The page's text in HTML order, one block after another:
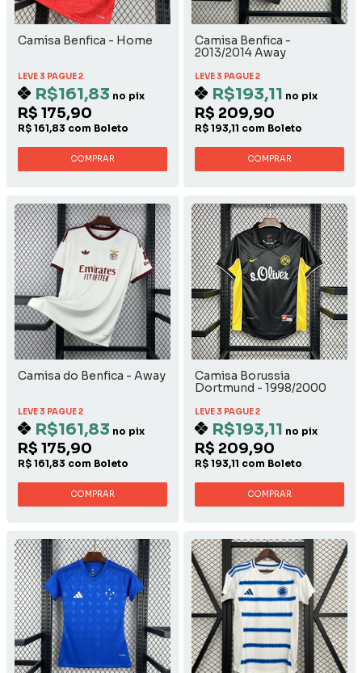
Camisa Benfica - Home
LEVE 3 PAGUE 2
R$161,83 no pix
R$ 175,90
R$ 161,83 com Boleto
COMPRAR
Camisa Benfica -
2013/2014 Away
LEVE 3 PAGUE 2
R$193,11 no pix
R$ 209,90
R$ 193,11 com Boleto
COMPRAR
Camisa do Benfica - Away
LEVE 3 PAGUE 2
R$161,83 no pix
R$ 175,90
R$ 161,83 com Boleto
COMPRAR
Camisa Borussia
Dortmund - 1998/2000
LEVE 3 PAGUE 2
R$193,11 no pix
R$ 209,90
R$ 193,11 com Boleto
COMPRAR